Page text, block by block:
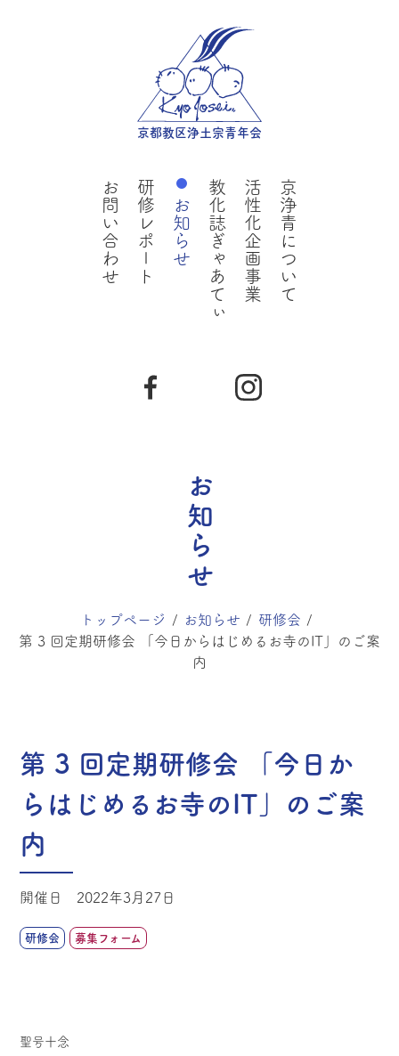
京浄青について
活性化企画事業
教化誌ぎゃあてぃ
京都教区浄土宗青年会
お知らせ
研修レポート
お問い合わせ
Facebookページ
お知らせ
トップページ お知らせ
研修会
第 3 回定期研修会 「今日からはじめるお寺のIT」のご案
内
第 3 回定期研修会 「今日か
らはじめるお寺のIT」のご案
内
開催日 2022年3月27日
研修会 募集フォーム
聖号十念